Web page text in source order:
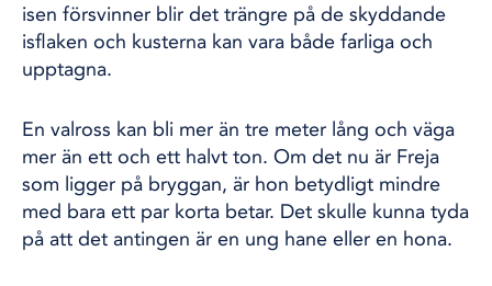
isen försvinner blir det trängre på de skyddande
isflaken och kusterna kan vara både farliga och
upptagna.
En valross kan bli mer än tre meter lång och väga
mer än ett och ett halvt ton. Om det nu är Freja
som ligger på bryggan, är hon betydligt mindre
med bara ett par korta betar. Det skulle kunna tyda
på att det antingen är en ung hane eller en hona.